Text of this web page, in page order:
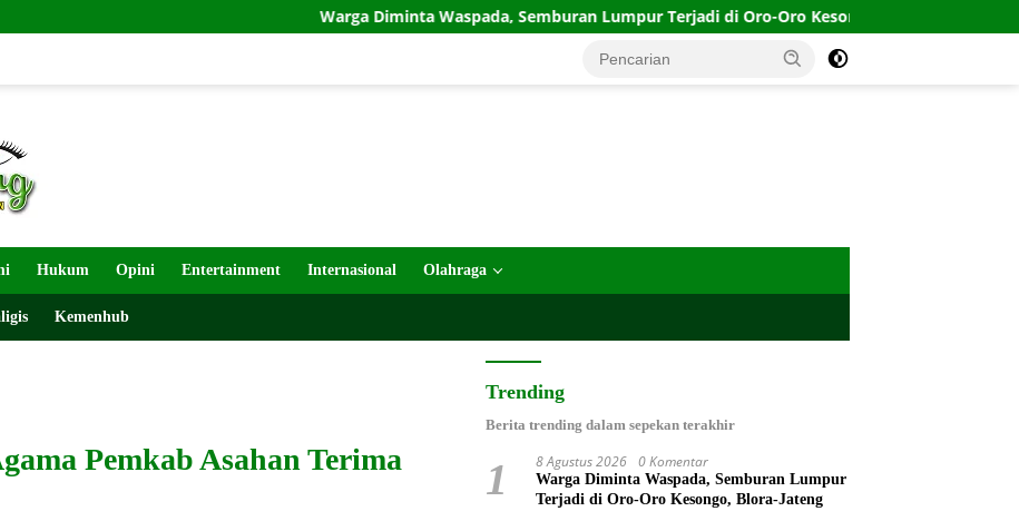
Warga Diminta Waspada, Semburan Lumpur Terjadi di Oro-Oro Kesongo, Blora-Jateng
Hukum Opini Entertainment Internasional Olahraga
Kemenhub
Pemkab Asahan Terima
Trending
Berita trending dalam sepekan terakhir
1 8 Agustus 2026 0 Komentar
Warga Diminta Waspada, Semburan Lumpur
Terjadi di Oro-Oro Kesongo, Blora-Jateng